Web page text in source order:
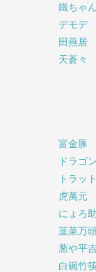
鐵ちゃん
デモデ
田燕居
天蒼々
富金豚
ドラゴ
トラッ
虎萬元
にょろ助
韮菜万
葱や平
白碗竹